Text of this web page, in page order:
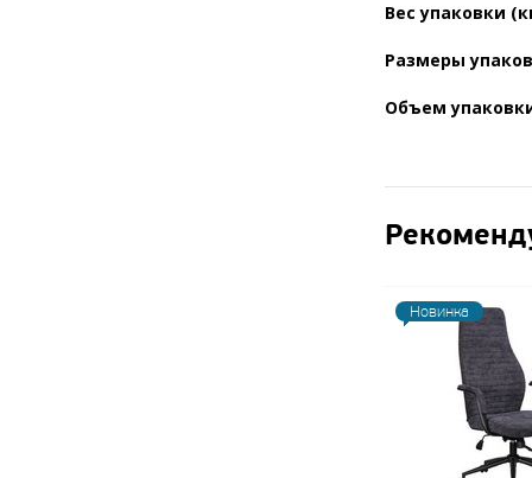
Вес упаковки
Размеры
Объем
Новинка